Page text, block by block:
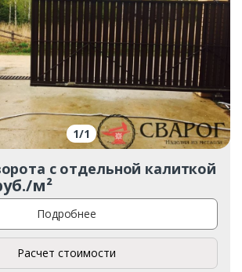
1/1
с отдельной калиткой
м²
Подробнее
Расчет стоимости